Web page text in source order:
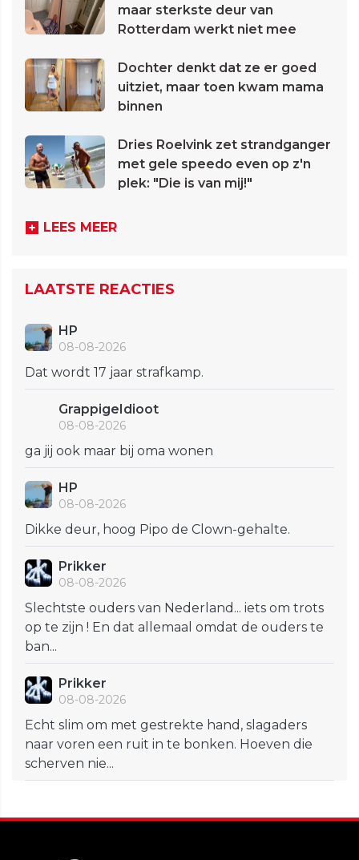
maar sterkste deur van
Rotterdam werkt niet mee
Dochter denkt dat ze er goed
uitziet, maar toen kwam mama
binnen
Dries Roelvink zet strandganger
met gele speedo even op z'n
plek: "Die is van mij!"
LEES MEER
LAATSTE REACTIES
HP
08-08-2026
Dat wordt 17 jaar strafkamp.
GrappigeIdioot
08-08-2026
ga jij ook maar bij oma wonen
HP
08-08-2026
Dikke deur, hoog Pipo de Clown-gehalte.
Prikker
08-08-2026
Slechtste ouders van Nederland... iets om trots
op te zijn ! En dat allemaal omdat de ouders te
ban...
Prikker
08-08-2026
Echt slim om met gestrekte hand, slagaders
naar voren een ruit in te bonken. Hoeven die
scherven nie...